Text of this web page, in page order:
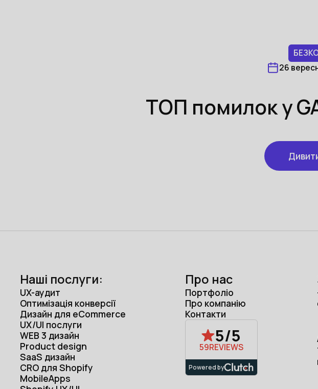
26
ТОП помилок у
Наші послуги:
UX-аудит
Оптимізація конверсії
Дизайн для eCommerce
UX/UI послуги
WEB 3 дизайн
Product design
SaaS дизайн
CRO для Shopify
MobileApps
Про нас
Портфоліо
Про компанію
Контакти
5/5
59REVIEWS
Powered by